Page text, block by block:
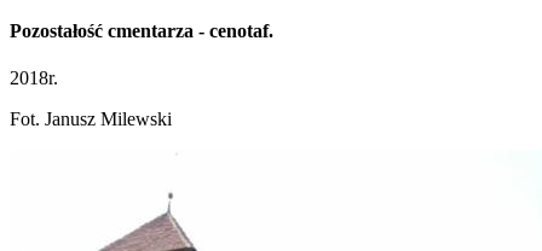
Pozostałość cmentarza - cenotaf.
2018r.
Fot. Janusz Milewski